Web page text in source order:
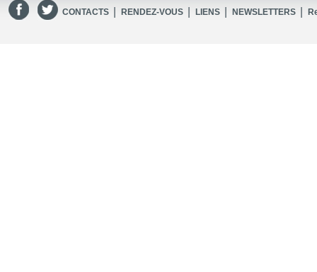
CONTACTS RENDEZ-VOUS LIENS NEWSLETTERS